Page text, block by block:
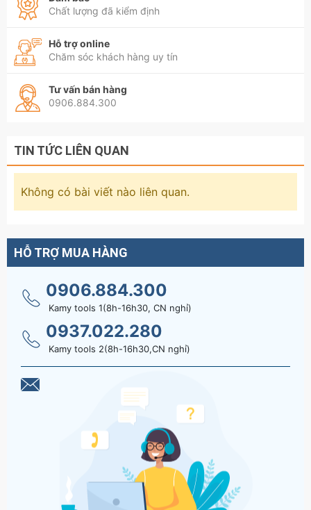
Chất lượng đã kiểm định
Hỗ trợ online
Chăm sóc khách hàng uy tín
Tư vấn bán hàng
0906.884.300
TIN TỨC LIÊN QUAN
Không có bài viết nào liên quan.
HỖ TRỢ MUA HÀNG
0906.884.300
Kamy tools 1(8h-16h30, CN nghỉ)
0937.022.280
Kamy tools 2(8h-16h30,CN nghỉ)